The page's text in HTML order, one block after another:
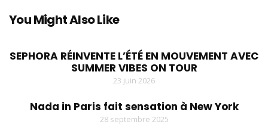
You Might Also Like
SEPHORA RÉINVENTE L’ÉTÉ EN MOUVEMENT AVEC
SUMMER VIBES ON TOUR
23 juin 2026
Nada in Paris fait sensation à New York
28 septembre 2025